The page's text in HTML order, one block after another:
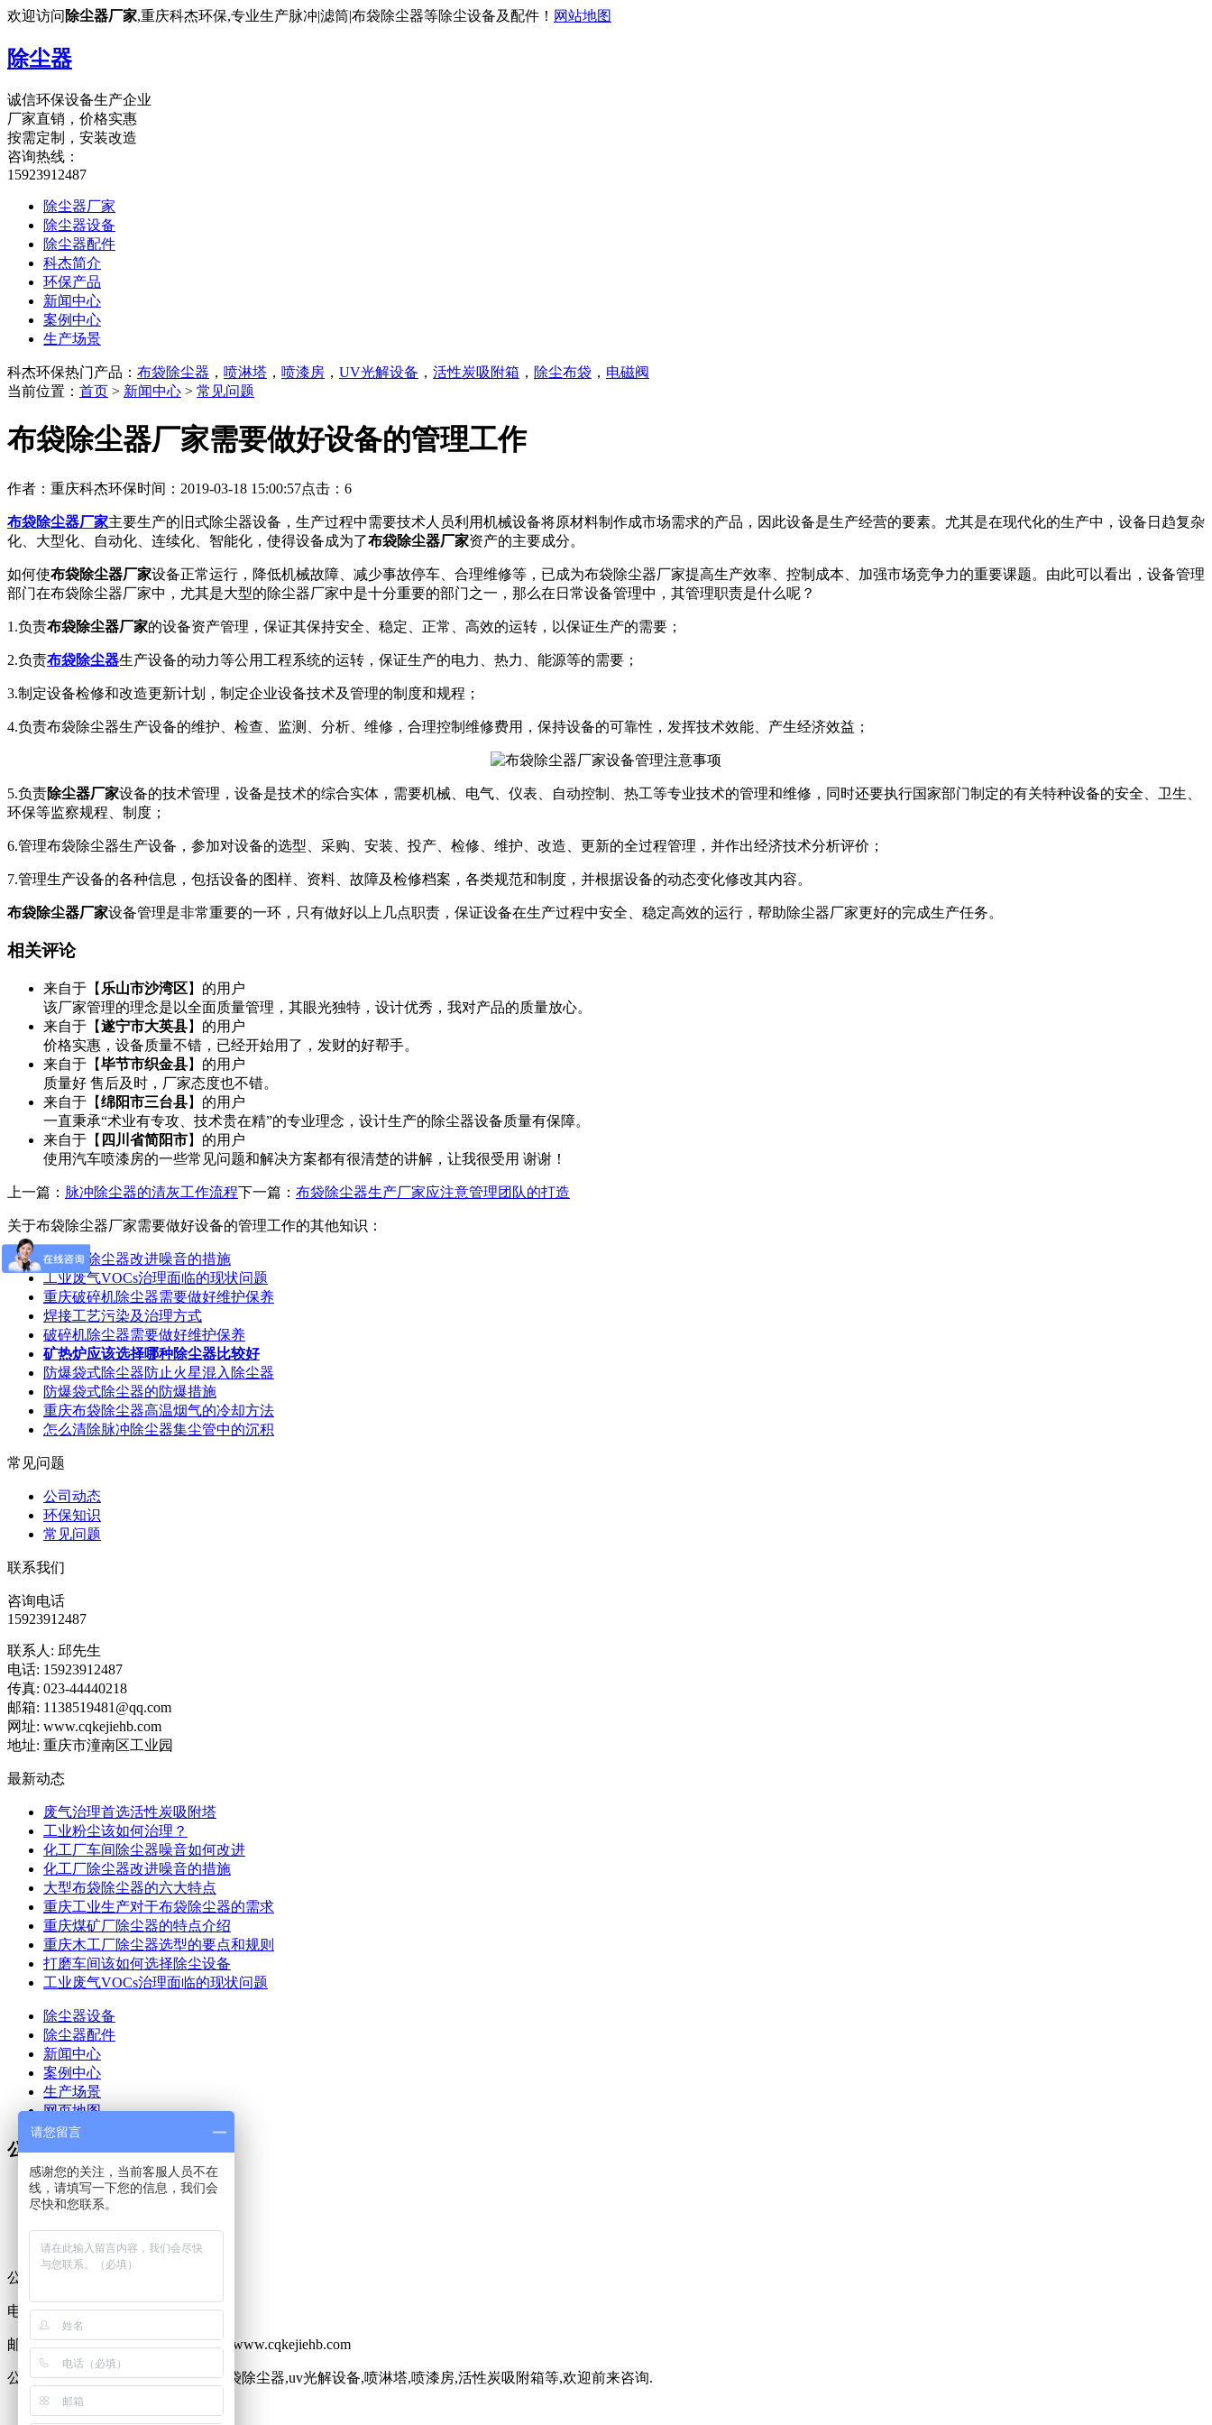
欢迎访问 除尘器厂家,重庆科杰环保,专业生产脉冲|滤筒|布袋除尘器等除尘设备及配件！ 网站地图
除尘器
诚信环保设备生产企业
厂家直销，价格实惠
按需定制，安装改造
咨询热线：
15923912487
除尘器厂家
除尘器设备
除尘器配件
科杰简介
环保产品
新闻中心
案例中心
生产场景
科杰环保热门产品： 布袋除尘器 ， 喷淋塔 ， 喷漆房 ， UV光解设备 ， 活性炭吸附箱 ， 除尘布袋 ， 电磁阀
当前位置： 首页 > 新闻中心 > 常见问题
布袋除尘器厂家需要做好设备的管理工作
作者：重庆科杰环保时间：2019-03-18 15:00:57点击：6
布袋除尘器厂家主要生产的旧式除尘器设备，生产过程中需要技术人员利用机械设备将原材料制作成市场需求的产品，因此设备是生产经营的要素。尤其是在现代化的生产中，设备日趋复杂
化、大型化、自动化、连续化、智能化，使得设备成为了布袋除尘器厂家资产的主要成分。
如何使布袋除尘器厂家设备正常运行，降低机械故障、减少事故停车、合理维修等，已成为布袋除尘器厂家提高生产效率、控制成本、加强市场竞争力的重要课题。由此可以看出，设备管理
部门在布袋除尘器厂家中，尤其是大型的除尘器厂家中是十分重要的部门之一，那么在日常设备管理中，其管理职责是什么呢？
1.负责布袋除尘器厂家的设备资产管理，保证其保持安全、稳定、正常、高效的运转，以保证生产的需要；
2.负责布袋除尘器生产设备的动力等公用工程系统的运转，保证生产的电力、热力、能源等的需要；
3.制定设备检修和改造更新计划，制定企业设备技术及管理的制度和规程；
4.负责布袋除尘器生产设备的维护、检查、监测、分析、维修，合理控制维修费用，保持设备的可靠性，发挥技术效能、产生经济效益；
5.负责除尘器厂家设备的技术管理，设备是技术的综合实体，需要机械、电气、仪表、自动控制、热工等专业技术的管理和维修，同时还要执行国家部门制定的有关特种设备的安全、卫生、
环保等监察规程、制度；
6.管理布袋除尘器生产设备，参加对设备的选型、采购、安装、投产、检修、维护、改造、更新的全过程管理，并作出经济技术分析评价；
7.管理生产设备的各种信息，包括设备的图样、资料、故障及检修档案，各类规范和制度，并根据设备的动态变化修改其内容。
布袋除尘器厂家设备管理是非常重要的一环，只有做好以上几点职责，保证设备在生产过程中安全、稳定高效的运行，帮助除尘器厂家更好的完成生产任务。
相关评论
来自于【 乐山市沙湾区】的用户
该厂家管理的理念是以全面质量管理，其眼光独特，设计优秀，我对产品的质量放心。
来自于【遂宁市大英县】的用户
价格实惠，设备质量不错，已经开始用了，发财的好帮手。
来自于【毕节市织金县】的用户
质量好 售后及时，厂家态度也不错。
来自于【绵阳市三台县】的用户
一直秉承“术业有专攻、技术贵在精”的专业理念，设计生产的除尘器设备质量有保障。
来自于【 四川省简阳市】的用户
使用汽车喷漆房的一些常见问题和解决方案都有很清楚的讲解，让我很受用 谢谢！
上一篇： 脉冲除尘器的清灰工作流程下一篇： 布袋除尘器生产厂家应注意管理团队的打造
关于布袋除尘器厂家需要做好设备的管理工作的其他知识：
化工厂除尘器改进噪音的措施
工业废气VOCs治理面临的现状问题
重庆破碎机除尘器需要做好维护保养
焊接工艺污染及治理方式
破碎机除尘器需要做好维护保养
矿热炉应该选择哪种除尘器比较好
防爆袋式除尘器防止火星混入除尘器
防爆袋式除尘器的防爆措施
重庆布袋除尘器高温烟气的冷却方法
怎么清除脉冲除尘器集尘管中的沉积
常见问题
公司动态
环保知识
常见问题
联系我们
咨询电话
15923912487
联系人: 邱先生
电话: 15923912487
传真: 023-44440218
邮箱: 1138519481@qq.com
网址: www.cqkejiehb.com
地址: 重庆市潼南区工业园
最新动态
废气治理首选活性炭吸附塔
工业粉尘该如何治理？
化工厂车间除尘器噪音如何改进
化工厂除尘器改进噪音的措施
大型布袋除尘器的六大特点
重庆工业生产对于布袋除尘器的需求
重庆煤矿厂除尘器的特点介绍
重庆木工厂除尘器选型的要点和规则
打磨车间该如何选择除尘设备
工业废气VOCs治理面临的现状问题
除尘器设备
除尘器配件
新闻中心
案例中心
生产场景
网页地图
公司产品
布袋除尘器
滤筒除尘器
活性炭吸附箱
公司地址: 重庆市潼南区工业园
电话电话:15923912487
邮箱邮箱:1138519481@qq.com 网站:www.cqkejiehb.com
公告：重庆科杰环保主营除尘器,布袋除尘器,uv光解设备,喷淋塔,喷漆房,活性炭吸附箱等,欢迎前来咨询.
请您留言
感谢您的关注，当前客服人员不在
线，请填写一下您的信息，我们会
尽快和您联系。